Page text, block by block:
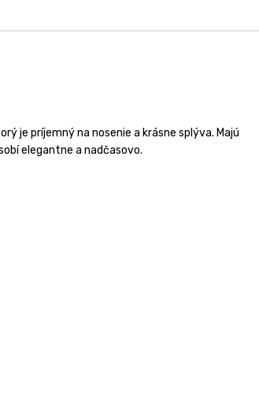
je príjemný na nosenie a krásne splýva. Majú
elegantne a nadčasovo.